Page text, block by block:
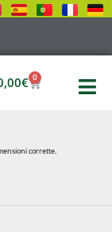
€ 0
corrette.